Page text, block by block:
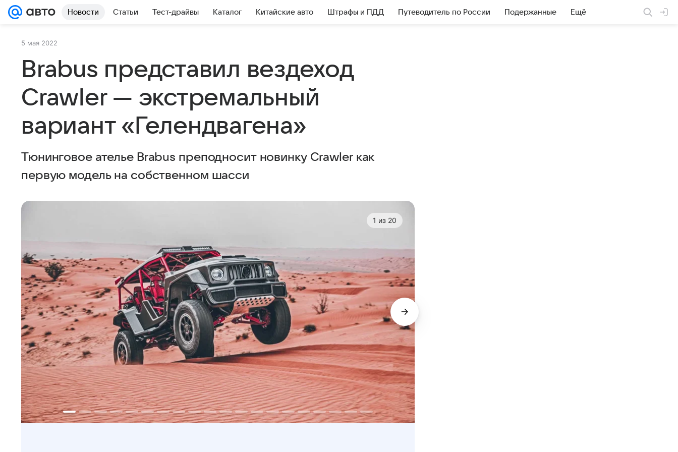
Новости Статьи Тест-драйвы Каталог Китайские авто Штрафы и ПДД Путеводитель по России Подержанные Ещё
5 мая 2022
Brabus представил вездеход
Crawler — экстремальный
вариант «Гелендвагена»
Тюнинговое ателье Brabus преподносит новинку Crawler как
первую модель на собственном шасси
1 из 20